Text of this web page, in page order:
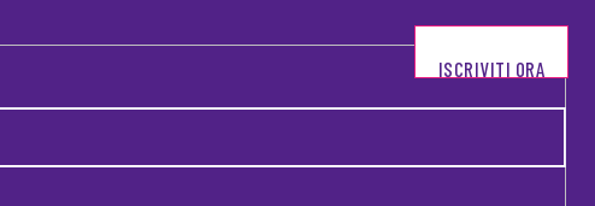
ISCRIVITI ORA